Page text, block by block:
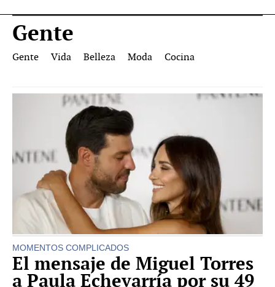
Gente
Gente Vida Belleza Moda Cocina
MOMENTOS COMPLICADOS
El mensaje de Miguel Torres
a Paula Echevarría por su 49